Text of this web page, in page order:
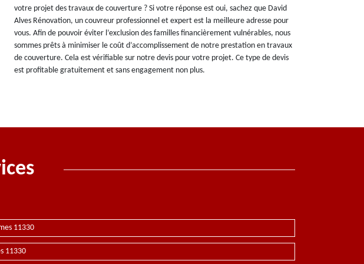
votre projet des travaux de couverture ? Si votre réponse est oui, sachez que David
Alves Rénovation, un couvreur professionnel et expert est la meilleure adresse pour
vous. Afin de pouvoir éviter l’exclusion des familles financièrement vulnérables, nous
sommes prêts à minimiser le coût d’accomplissement de notre prestation en travaux
de couverture. Cela est vérifiable sur notre devis pour votre projet. Ce type de devis
est profitable gratuitement et sans engagement non plus.
11330
11330